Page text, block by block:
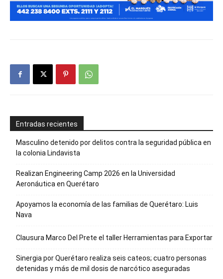
Entradas recientes
Masculino detenido por delitos contra la seguridad pública en
la colonia Lindavista
Realizan Engineering Camp 2026 en la Universidad
Aeronáutica en Querétaro
Apoyamos la economía de las familias de Querétaro: Luis
Nava
Clausura Marco Del Prete el taller Herramientas para Exportar
Sinergia por Querétaro realiza seis cateos; cuatro personas
detenidas y más de mil dosis de narcótico aseguradas